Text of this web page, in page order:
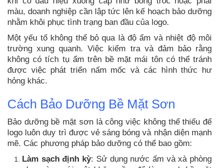
màu, doanh nghiệp cần lập tức lên kế hoạch bảo dưỡng
nhằm khôi phục tình trạng ban đầu của logo.
Một yếu tố không thể bỏ qua là độ ẩm và nhiệt độ môi
trường xung quanh. Việc kiểm tra và đảm bảo rằng
không có tích tụ ẩm trên bề mặt mái tôn có thể tránh
được việc phát triển nấm mốc và các hình thức hư
hỏng khác.
Cách Bảo Dưỡng Bề Mặt Sơn
Bảo dưỡng bề mặt sơn là công việc không thể thiếu để
logo luôn duy trì được vẻ sáng bóng và nhận diện mạnh
mẽ. Các phương pháp bảo dưỡng có thể bao gồm:
Làm sạch định kỳ: Sử dụng nước ấm và xà phòng